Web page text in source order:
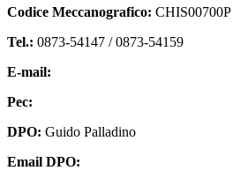
Codice Meccanografico: CHIS00700P
Tel.: 0873-54147 /0873-54159
E-mail:
Pec:
DPO: Guido Palladino
Email DPO: